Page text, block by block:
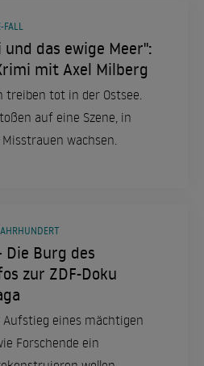
FALL
das ewige Meer":
mit Axel Milberg
treiben tot in der Ostsee.
auf eine Szene, in
wachsen.
Die Burg des
zur ZDF-Doku
eines mächtigen
Forschende ein